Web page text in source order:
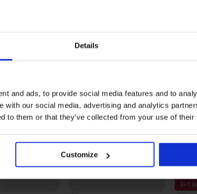
Details
and ads, to provide social media features and to
with our social media, advertising and analytics
to them or that they’ve collected from your use of
Customize
Ontdek vergelijkbare stukken
3+1